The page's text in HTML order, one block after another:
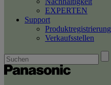
EXPERTEN
Support
Produktregistrierung
Verkaufsstellen